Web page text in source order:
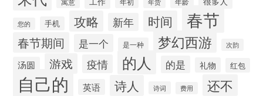
您的 手机 攻略 新年 时间 春节
春节期间 是一个 是一种 梦幻西游 次韵
汤圆 游戏 疫情 的人 的是 礼物 红包
自己的 英语 诗人 诗词 费用 还不